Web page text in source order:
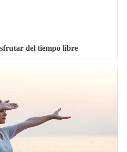
del tiempo libre